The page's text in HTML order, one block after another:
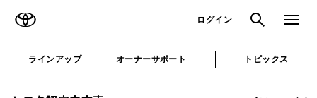
ログイン 検索 メニュ
ラインアップ オーナーサポート トピックス